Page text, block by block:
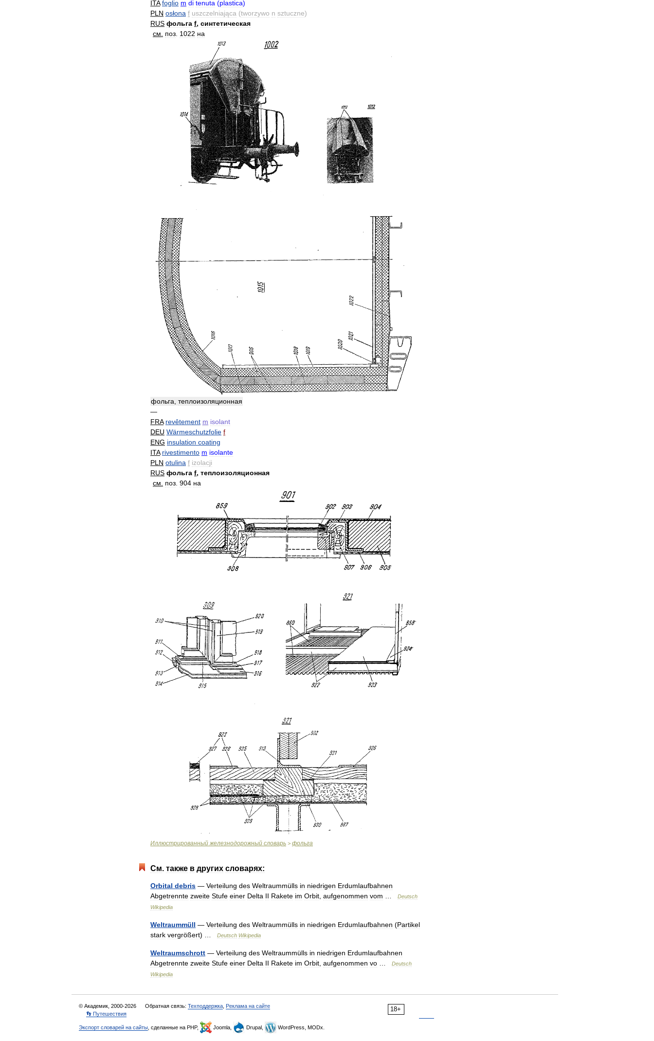
ITA foglio m di tenuta (plastica)
PLN osłona f uszczelniająca (tworzywo n sztuczne)
RUS фольга f, синтетическая
см
поз 1022 на
фольга, теплоизоляционная
—
FRA revêtement m isolant
DEU Wärmeschutzfolie f
ENG insulation coating
ITA rivestimento m isolante
PLN otulina f izolacji
RUS фольга f, теплоизоляционная
см. поз. 904 на
Иллюстрированный железнодорожный словарь > фольга
См. также в других словарях:
Orbital debris — Verteilung des Weltraummülls in niedrigen Erdumlaufbahnen
Abgetrennte zweite Stufe einer Delta II Rakete im Orbit aufgenommen vom
Deutsch
Wikipedia
Weltraummüll — Verteilung des Weltraummülls in niedrigen Erdumlaufbahnen (Partikel
stark vergrößert) … Deutsch Wikipedia
Weltraumschrott — Verteilung des Weltraummülls in niedrigen Erdumlaufbahnen
Abgetrennte zweite Stufe einer Delta II Rakete im Orbit aufgenommen vo
Deutsch
Wikipedia
18+
© Академик, 2000-2026 Обратная связь: Техподдержка Реклама на сайте
👣 Путешествия
Экспорт словарей на сайты , сделанные на PHP, Joomla, Drupal, WordPress, MODx.